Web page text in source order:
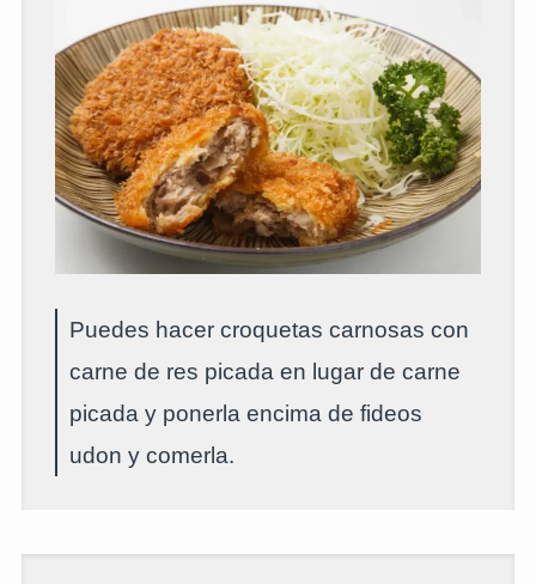
Puedes hacer croquetas carnosas con
carne de res picada en lugar de carne
picada y ponerla encima de fideos
udon y comerla.